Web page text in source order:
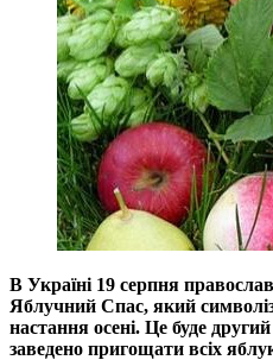
В Україні 19 серпня
Яблучний Спас, який
настання осені. Це буде
заведено пригощати всіх